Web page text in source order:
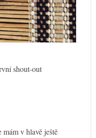
shout-out
v hlavě ještě